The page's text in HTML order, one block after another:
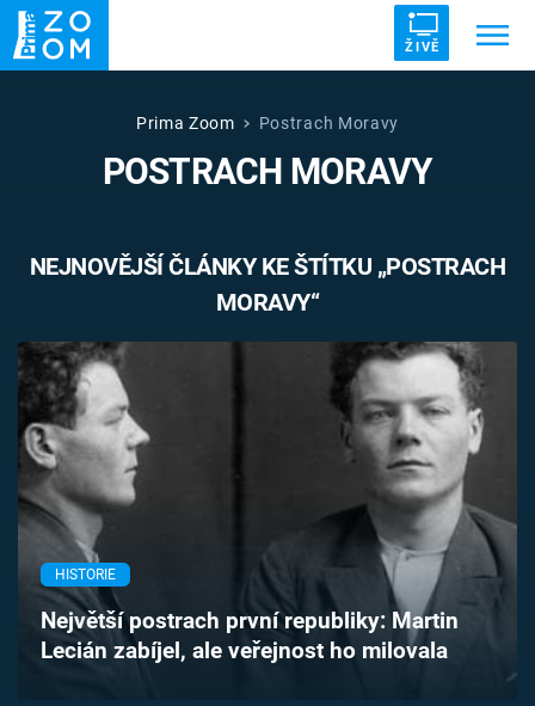
ŽIVĚ
ZRÁDCI UFO DRUHÁ SVĚTOVÁ VÁLKA
VETŘELCI DÁVNOVĚKU
Témata
Pořady
TV Program
Časopis
Sledujte prima+
Prima Zoom Postrach Moravy
POSTRACH MORAVY
NEJNOVĚJŠÍ ČLÁNKY KE ŠTÍTKU „POSTRACH
MORAVY“
HISTORIE
Největší postrach první republiky: Martin
Lecián zabíjel, ale veřejnost ho milovala